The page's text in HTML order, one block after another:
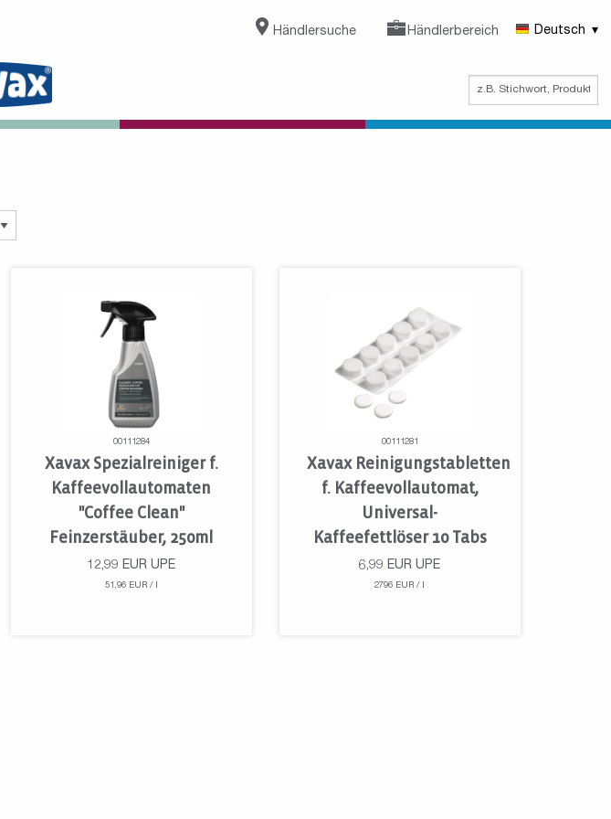
Händlersuche Händlerbereich Deutsch
00111284
Xavax Spezialreiniger f.
Kaffeevollautomaten
"Coffee Clean"
Feinzerstäuber, 250ml
12,99 EUR UPE
51,96 EUR / l
00111281
Xavax Reinigungstabletten
f. Kaffeevollautomat,
Universal-
Kaffeefettlöser 10 Tabs
6,99 EUR UPE
2796 EUR / l